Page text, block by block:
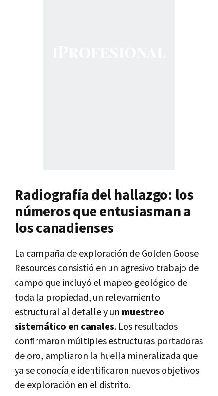
Radiografía del hallazgo: los
números que entusiasman a
los canadienses
La campaña de exploración de Golden Goose
Resources consistió en un agresivo trabajo de
campo que incluyó el mapeo geológico de
toda la propiedad, un relevamiento
estructural al detalle y un muestreo
sistemático en canales. Los resultados
confirmaron múltiples estructuras portadoras
de oro, ampliaron la huella mineralizada que
ya se conocía e identificaron nuevos objetivos
de exploración en el distrito.